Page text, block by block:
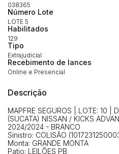
038365
Número Lote
LOTE 5
Habilitados
129
Tipo
Extrajudicial
Recebimento de lances
Online e Presencial
Descrição
MAPFRE SEGUROS | LOTE: 10 |
(SUCATA) NISSAN / KICKS
2024/2024 - BRANCO
Sinistro: COLISÃO
Monta: GRANDE MONTA
Patio: LEILÕES PB
Clique aqui para fazer login